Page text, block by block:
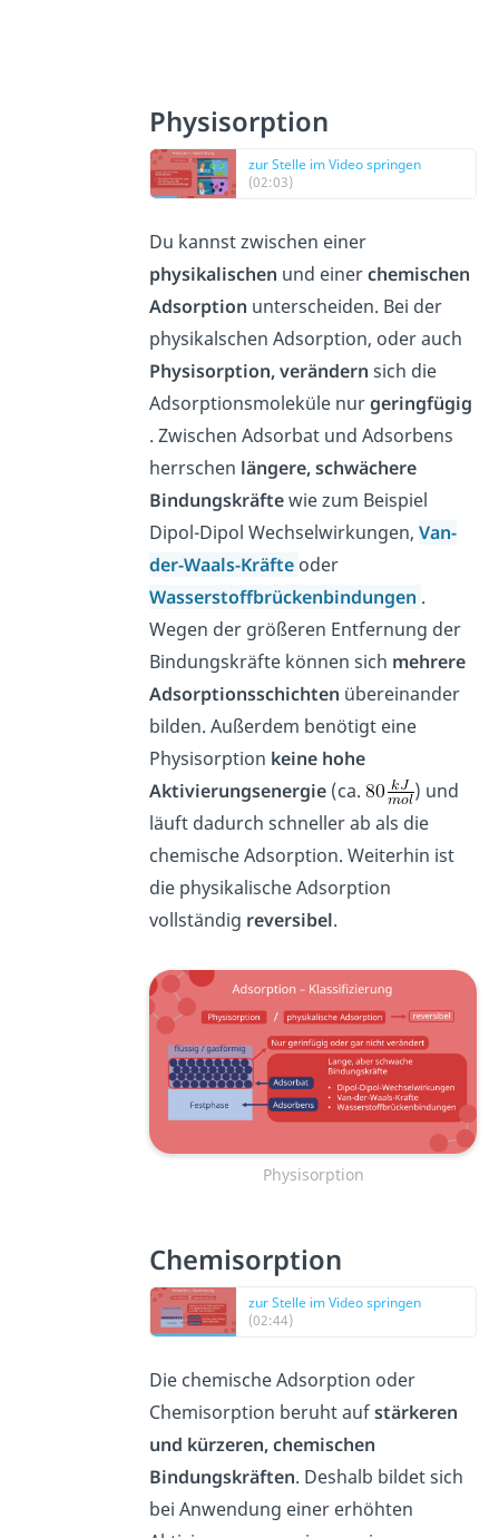
Physisorption
zur Stelle im Video springen
(02:03)
Du kannst zwischen einer
physikalischen und einerchemischen
Adsorption unterscheiden. Bei der
physikalschen Adsorption, oder auch
Physisorption,verändernsich die
Adsorptionsmoleküle nurgeringfügig
. Zwischen Adsorbat und Adsorbens
herrschen längere, schwächere
Bindungskräftewie zum Beispiel
Dipol-Dipol Wechselwirkungen,Van-
der-Waals-Kräfte oder
Wasserstoffbrückenbindungen .
Wegen der größeren Entfernung der
Bindungskräfte können sich mehrere
Adsorptionsschichten übereinander
bilden. Außerdem benötigt eine
Physisorption keine hohe
Aktivierungsenergie (ca.
) und
läuft dadurch schneller ab als die
chemische Adsorption. Weiterhin ist
die physikalische Adsorption
vollständig reversibel.
Physisorption
Chemisorption
zur Stelle im Video springen
(02:44)
Die chemische Adsorption oder
Chemisorption beruht aufstärkeren
und kürzeren, chemischen
Bindungskräften. Deshalb bildet sich
bei Anwendung einer erhöhten